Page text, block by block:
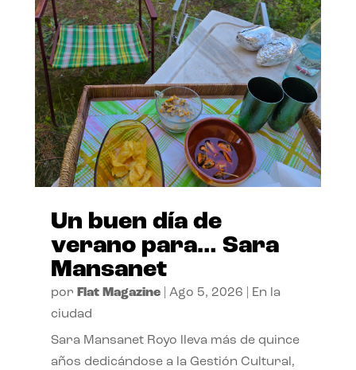
Un buen día de
verano para… Sara
Mansanet
por Flat Magazine| Ago 5, 2026
En la
ciudad
Sara Mansanet Royo lleva más de quince
años dedicándose a la Gestión Cultural,